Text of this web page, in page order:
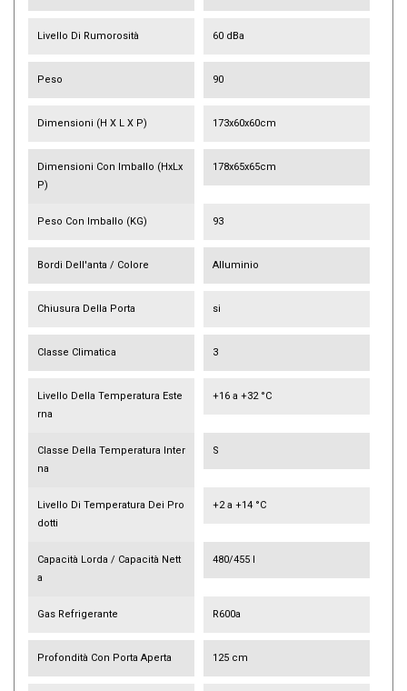
Livello Di Rumorosità 60 dBa
Peso 90
Dimensioni (H X L X P) 173x60x60cm
Dimensioni Con Imballo (HxLx
P)
178x65x65cm
Peso Con Imballo (KG) 93
Bordi Dell'anta / Colore Alluminio
Chiusura Della Porta si
Classe Climatica 3
Livello Della Temperatura Este
Rna
+16 a +32 °C
Classe Della Temperatura Inter
Na
S
Livello Di Temperatura Dei Pro
Dotti
+2 a +14 °C
Capacità Lorda / Capacità Nett
A
480/455 l
Gas Refrigerante R600a
Profondità Con Porta Aperta 125 cm